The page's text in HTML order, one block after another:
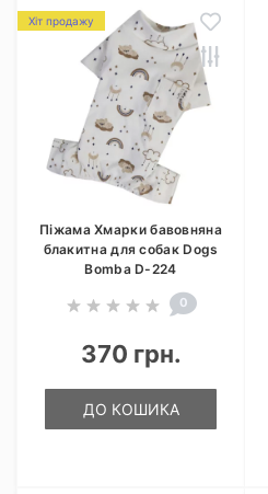
Хіт продажу
Піжама Хмарки бавовняна
блакитна для собак Dogs
Bomba D-224
0
370 грн.
ДО КОШИКА